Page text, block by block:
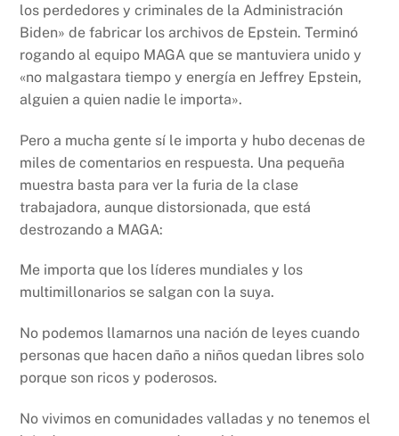
los perdedores y criminales de la Administración
Biden» de fabricar los archivos de Epstein. Terminó
rogando al equipo MAGA que se mantuviera unido y
«no malgastara tiempo y energía en Jeffrey Epstein,
alguien a quien nadie le importa».
Pero a mucha gente sí le importa y hubo decenas de
miles de comentarios en respuesta. Una pequeña
muestra basta para ver la furia de la clase
trabajadora, aunque distorsionada, que está
destrozando a MAGA:
Me importa que los líderes mundiales y los
multimillonarios se salgan con la suya.
No podemos llamarnos una nación de leyes cuando
personas que hacen daño a niños quedan libres solo
porque son ricos y poderosos.
No vivimos en comunidades valladas y no tenemos el